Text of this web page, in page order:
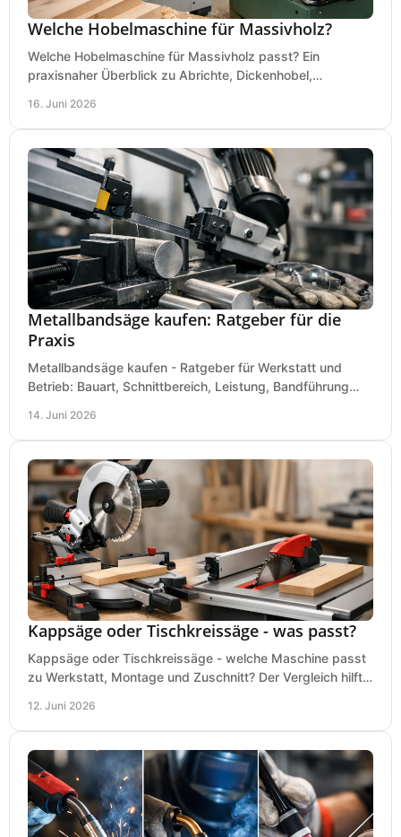
Welche Hobelmaschine für Massivholz?
Welche Hobelmaschine für Massivholz passt? Ein
praxisnaher Überblick zu Abrichte, Dickenhobel,
16. Juni 2026
Metallbandsäge kaufen: Ratgeber für die
Praxis
Metallbandsäge kaufen - Ratgeber für Werkstatt und
Betrieb: Bauart, Schnittbereich, Leistung, Bandführung
14. Juni 2026
Kappsäge oder Tischkreissäge - was passt?
Kappsäge oder Tischkreissäge - welche Maschine passt
zu Werkstatt, Montage und Zuschnitt? Der Vergleich hilft
12. Juni 2026